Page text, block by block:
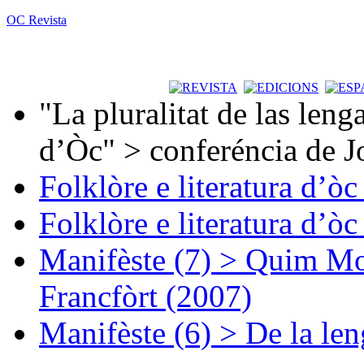
OC Revista
"La pluralitat de las
d’Òc" > conferéncia de
Folklòre e literatura
Folklòre e literatura
Manifèste (7) > Quim
Francfòrt (2007)
Manifèste (6) > De la